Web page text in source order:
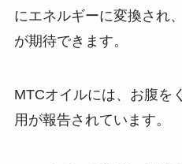
にエネルギーに変換され
が期待できます。
MTCオイルには、お腹を
用が報告されています。